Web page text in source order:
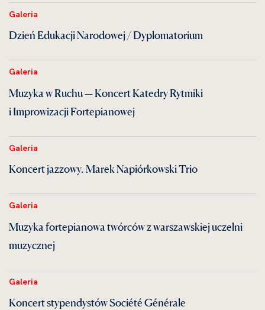
Galeria
Dzień Edukacji Narodowej / Dyplomatorium
Galeria
Muzyka w Ruchu — Koncert Katedry Rytmiki
i Improwizacji Fortepianowej
Galeria
Koncert jazzowy. Marek Napiórkowski Trio
Galeria
Muzyka fortepianowa twórców z warszawskiej uczelni
muzycznej
Galeria
Koncert stypendystów Société Générale